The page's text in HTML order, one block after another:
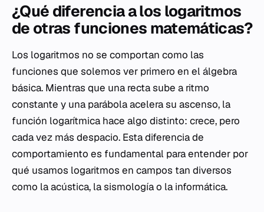
¿Qué diferencia a los logaritmos
de otras funciones matemáticas?
Los logaritmos no se comportan como las
funciones que solemos ver primero en el álgebra
básica. Mientras que una recta sube a ritmo
constante y una parábola acelera su ascenso, la
función logarítmica hace algo distinto: crece, pero
cada vez más despacio. Esta diferencia de
comportamiento es fundamental para entender por
qué usamos logaritmos en campos tan diversos
como la acústica, la sismología o la informática.